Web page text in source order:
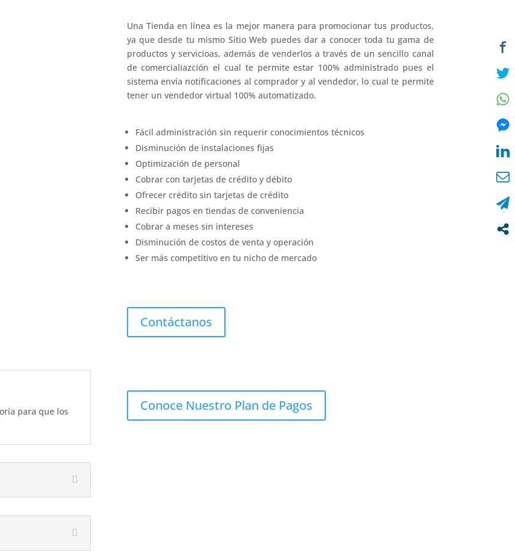
Una Tienda en línea es la mejor manera para promocionar tus productos,
ya que desde tu mismo Sitio Web puedes dar a conocer toda tu gama de
productos y servicioas, además de venderlos a través de un sencillo canal
de comercialiazción el cual te permite estar 100% administrado pues el
sistema envía notificaciones al comprador y al vendedor, lo cual te permite
tener un vendedor virtual 100% automatizado.
Fácil administración sin requerir conocimientos técnicos
Disminución de instalaciones fijas
Optimización de personal
Cobrar con tarjetas de crédito y débito
Ofrecer crédito sin tarjetas de crédito
Recibir pagos en tiendas de conveniencia
Cobrar a meses sin intereses
Disminución de costos de venta y operación
Ser más competitivo en tu nicho de mercado
Contáctanos
para que los
Conoce Nuestro Plan de Pagos